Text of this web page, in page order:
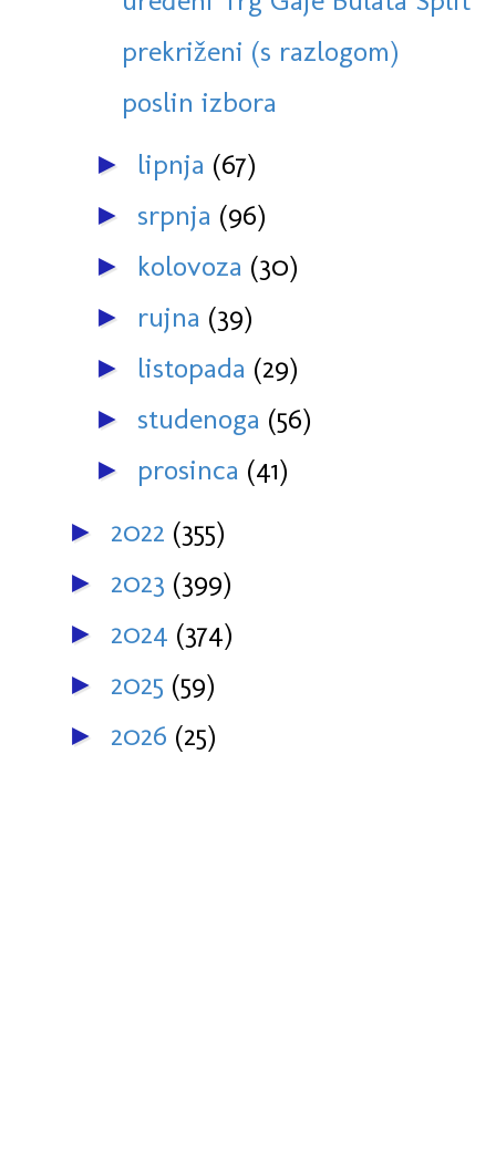
prekriženi (s razlogom)
poslin izbora
► lipnja (67)
► srpnja (96)
► kolovoza (30)
► rujna (39)
► listopada (29)
► studenoga (56)
► prosinca (41)
► 2022 (355)
► 2023 (399)
► 2024 (374)
► 2025 (59)
► 2026 (25)